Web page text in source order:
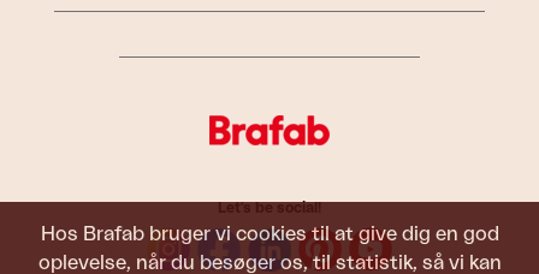
Hos Brafab bruger vi cookies til at give dig en god
oplevelse, når du besøger os, til statistik, så vi kan
Let's be social!